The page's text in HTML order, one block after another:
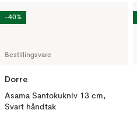
Bestillingsvare
Dorre
Asama Santokukniv 13 cm,
Svart håndtak
-40%